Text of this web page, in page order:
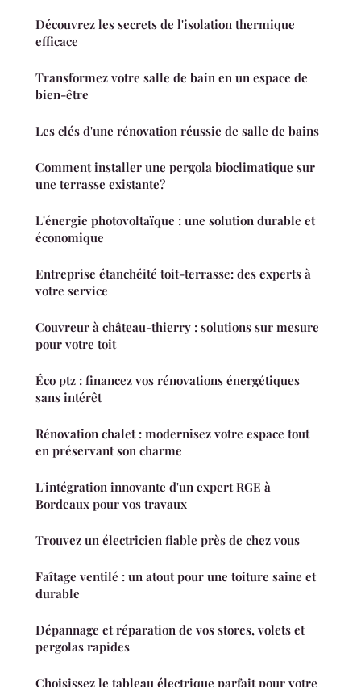
Découvrez les secrets de l'isolation thermique
efficace
Transformez votre salle de bain en un espace de
bien-être
Les clés d'une rénovation réussie de salle de bains
Comment installer une pergola bioclimatique sur
une terrasse existante?
L'énergie photovoltaïque : une solution durable et
économique
Entreprise étanchéité toit-terrasse: des experts à
votre service
Couvreur à château-thierry : solutions sur mesure
pour votre toit
Éco ptz : financez vos rénovations énergétiques
sans intérêt
Rénovation chalet : modernisez votre espace tout
en préservant son charme
L'intégration innovante d'un expert RGE à
Bordeaux pour vos travaux
Trouvez un électricien fiable près de chez vous
Faîtage ventilé : un atout pour une toiture saine et
durable
Dépannage et réparation de vos stores, volets et
pergolas rapides
Choisissez le tableau électrique parfait pour votre